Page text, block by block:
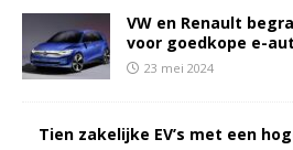
VW en Renault
voor goedkope e-
23 mei 2024
Tien zakelijke EV’s met een